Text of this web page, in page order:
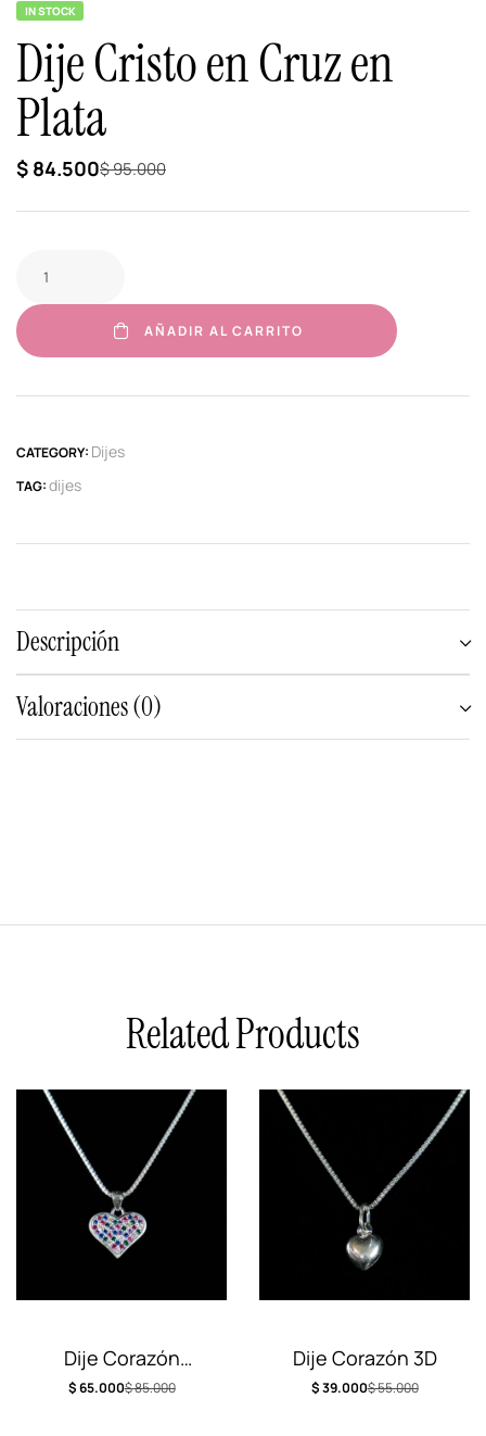
IN STOCK
Dije Cristo en Cruz en
Plata
$95.000
$ 84.500
AÑADIR AL CARRITO
CATEGORY: Dijes
TAG:dijes
Descripción
Valoraciones (0)
Related Products
Dije Corazón
Diamantado
$85.000
$65.000
Dije Corazón 3D
$55.000
$39.000